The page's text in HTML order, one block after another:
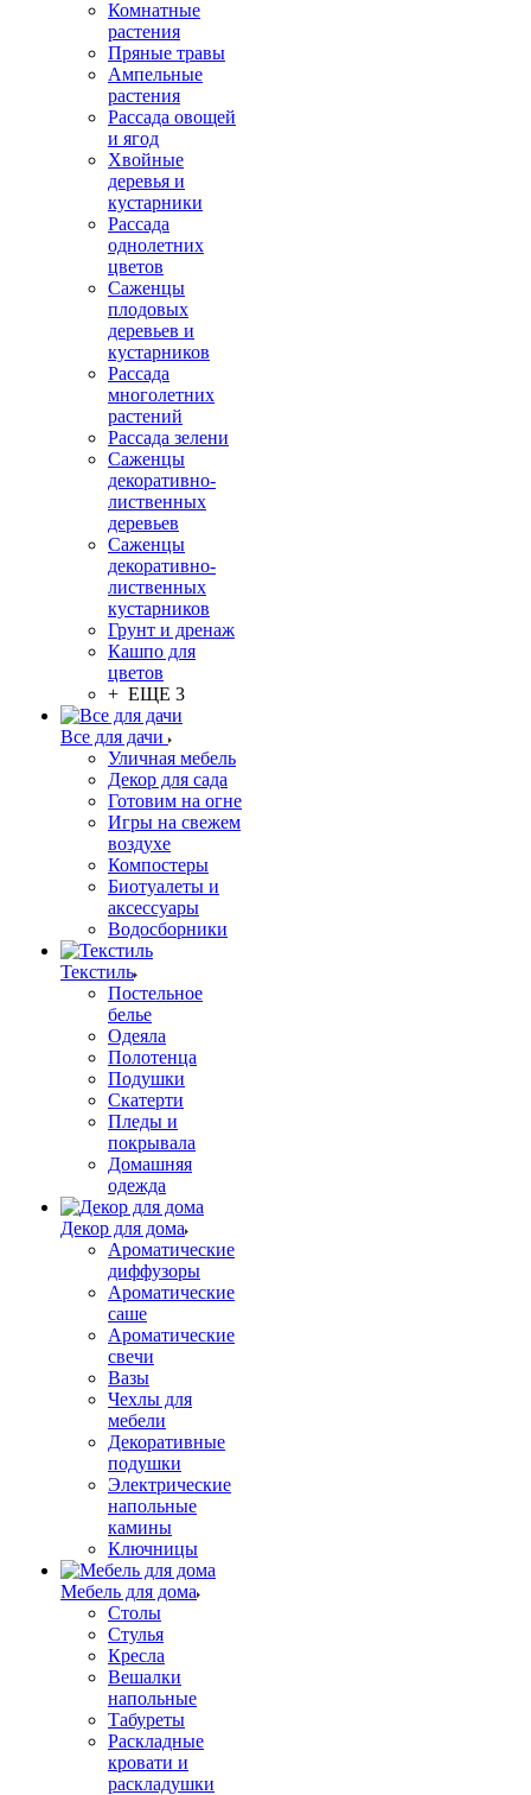
Комнатные
растения
Пряные травы
Ампельные
растения
Рассада овощей
и ягод
Хвойные
деревья и
кустарники
Рассада
однолетних
цветов
Саженцы
плодовых
деревьев и
кустарников
Рассада
многолетних
растений
Рассада зелени
Саженцы
декоративно-
лиственных
деревьев
Саженцы
декоративно-
лиственных
кустарников
Грунт и дренаж
Кашпо для
цветов
+ ЕЩЕ 3
Все для дачи
Уличная мебель
Декор для сада
Готовим на огне
Игры на свежем
воздухе
Компостеры
Биотуалеты и
аксессуары
Водосборники
Текстиль
Постельное
белье
Одеяла
Полотенца
Подушки
Скатерти
Пледы и
покрывала
Домашняя
одежда
Декор для дома
Ароматические
диффузоры
Ароматические
саше
Ароматические
свечи
Вазы
Чехлы для
мебели
Декоративные
подушки
Электрические
напольные
камины
Ключницы
Мебель для дома
Столы
Стулья
Кресла
Вешалки
напольные
Табуреты
Раскладные
кровати и
раскладушки